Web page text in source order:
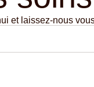
et laissez-nous